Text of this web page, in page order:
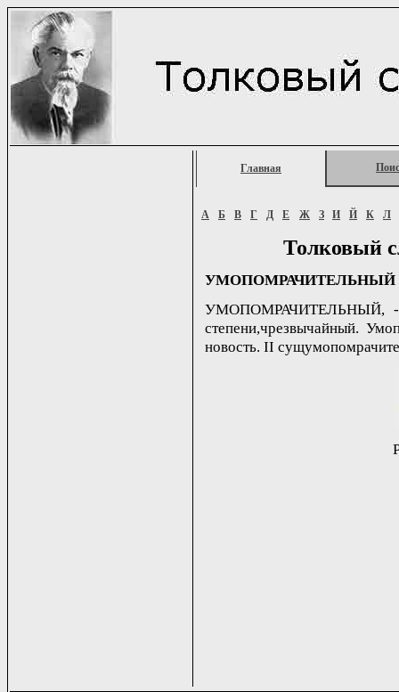
Главная
А Б В Г Д Е Ж З И Й К Л
Толковый
УМОПОМРАЧИТЕЛЬНЫЙ
УМОПОМРАЧИТЕЛЬНЫЙ, -
степени,чрезвычайный.
новость. II